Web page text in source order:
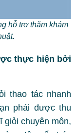
hỗ trợ thăm khám
thực hiện bởi
thao tác nhanh
phải được thu
giỏi chuyên môn,